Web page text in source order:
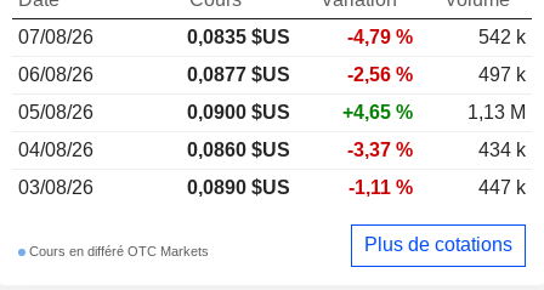
07/08/26
0,0835 $US -4,79 %
542 k
06/08/26
0,0877 $US -2,56 %
497 k
05/08/26
0,0900 $US +4,65 %
1,13 M
04/08/26
0,0860 $US -3,37 %
434 k
03/08/26
0,0890 $US -1,11 % 447 k
Cours en différé OTC Markets Plus de cotations